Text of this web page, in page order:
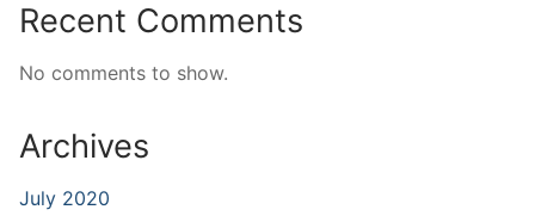
Recent Comments
No comments to show.
Archives
July 2020